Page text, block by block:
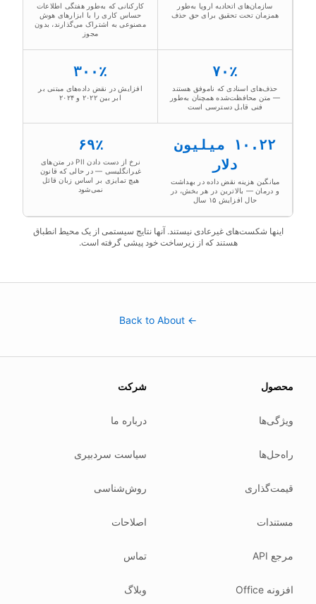
سازمان‌های اتحادیه اروپا به‌طور
همزمان تحت تحقیق برای حق حذف
کارکنانی که به‌طور هفتگی اطلاعات
حساس کاری را با ابزارهای هوش
مصنوعی به اشتراک می‌گذارند، بدون
مجوز
۷۰٪
حذف‌های اسنادی که ناموفق هستند
— متن محافظت‌شده همچنان به‌طور
فنی قابل دسترسی است
۳۰۰٪
افزایش در نقض داده‌های مبتنی بر
ابر بین ۲۰۲۲ و ۲۰۲۴
۱۰.۲۲ میلیون
دلار
میانگین هزینه نقض داده در بهداشت
و درمان — بالاترین در هر بخش، در
حال افزایش ۱۵ سال
۶۹٪
نرخ از دست دادن PII در متن‌های
غیرانگلیسی — در حالی که قانون
هیچ تمایزی بر اساس زبان قائل
نمی‌شود
اینها شکست‌های غیرعادی نیستند. آنها نتایج سیستمی از یک محیط انطباق
هستند که از زیرساخت خود پیشی گرفته است.
← Back to About
update this page when our platform or the law changes.
for how we work.
Related reading
How tokens work
Where we comply
Case studies
محصول
ویژگی‌ها
راه‌حل‌ها
قیمت‌گذاری
مستندات
مرجع API
افزونه Office
شرکت
درباره ما
سیاست سردبیری
روش‌شناسی
اصلاحات
تماس
وبلاگ